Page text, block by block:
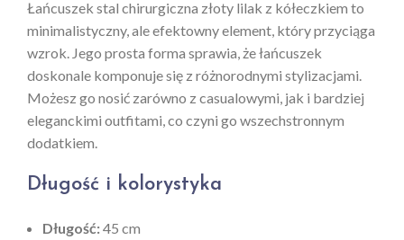
Łańcuszek stal chirurgiczna złoty lilak z kółeczkiem to
minimalistyczny, ale efektowny element, który przyciąga
wzrok. Jego prosta forma sprawia, że łańcuszek
doskonale komponuje się z różnorodnymi stylizacjami.
Możesz go nosić zarówno z casualowymi, jak i bardziej
eleganckimi outfitami, co czyni go wszechstronnym
dodatkiem.
Długość i kolorystyka
Długość:45 cm